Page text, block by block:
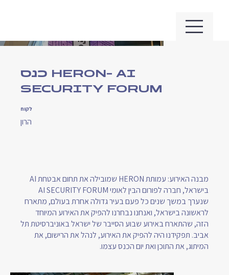
כנס HERON- AI
SECURITY FORUM
לקוח
הרון
מבנה האירוע: עמותת HERON שמובילה את תחום אבטחת AI
בישראל, חברה לפורום הבין לאומי AI SECURITY FORUM
שנערך במשך שנים כל פעם בעיר גדולה אחרת בעולם, מתארח
לראשונה בישראל, ואנחנו נבחרנו להפיק את האירוע המיוחד
הזה, שהתארח באירוע שבוע הסייבר של ישראל באוניברסיטת תל
אביב. תפקידנו היה להפיק את האירוע, לנהל את הרישום, את
המיתוג, את התוכן ואת יום הכנס עצמו.